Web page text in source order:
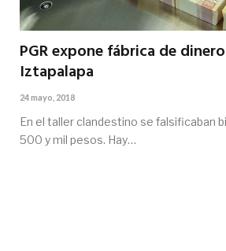
PGR expone fábrica de
Iztapalapa
24 mayo, 2018
En el taller clandestino se falsificaban
500 y mil pesos. Hay…